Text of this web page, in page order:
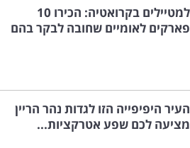
למטיילים בקרואטיה: הכירו 10
פארקים לאומיים שחובה לבקר בהם
העיר היפיפייה הזו לגדות נהר הריין
מציעה לכם שפע אטרקציות...